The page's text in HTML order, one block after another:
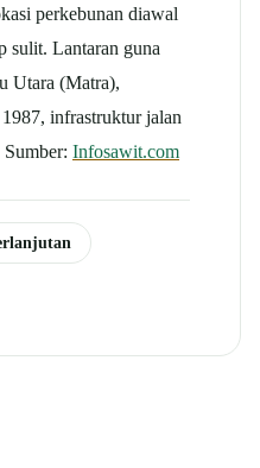
perkebunan diawal
sulit. Lantaran guna
Utara (Matra),
infrastruktur jalan
Sumber: Infosawit.com